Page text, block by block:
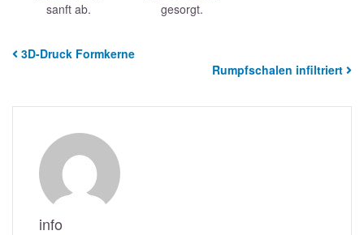
sanft ab.
gesorgt.
3D-Druck Formkerne
Rumpfschalen infiltriert
info